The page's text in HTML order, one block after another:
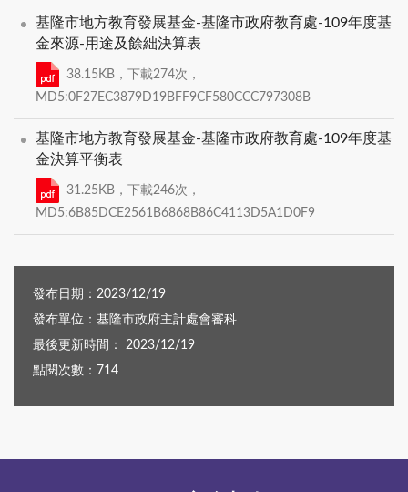
基隆市地方教育發展基金-基隆市政府教育處-109年度基
金來源-用途及餘絀決算表
38.15KB，下載274次，
MD5:0F27EC3879D19BFF9CF580CCC797308B
基隆市地方教育發展基金-基隆市政府教育處-109年度基
金決算平衡表
31.25KB，下載246次，
MD5:6B85DCE2561B6868B86C4113D5A1D0F9
發布日期：2023/12/19
發布單位：基隆市政府主計處會審科
最後更新時間： 2023/12/19
點閱次數：714